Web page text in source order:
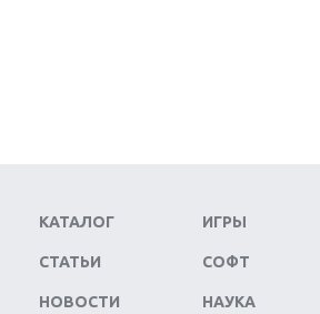
КАТАЛОГ
СТАТЬИ
НОВОСТИ
ИГРЫ
СОФТ
НАУКА